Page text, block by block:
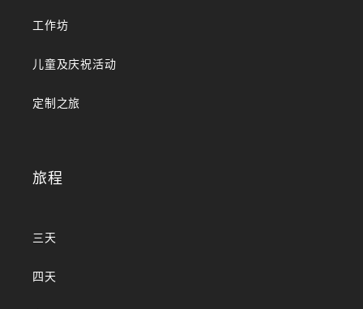
工作坊
儿童及庆祝活动
定制之旅
旅程
三天
四天